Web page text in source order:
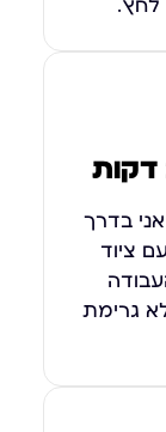
לחץ.
בדרך
ציוד
גרימת